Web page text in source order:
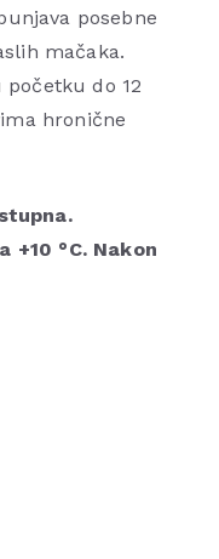
posebne
mačaka.
do 12
hronične
+10 °C. Nakon